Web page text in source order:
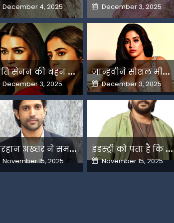
Posted
on
December 4, 2025 Posted
on
December 3, 2025
क
ृति सेनन की बहन नूपुर अगले महीने करेंगी डेस्टिनेशन मैरिज
Posted
on
December 3, 2025
ज
ान्हवीने सोशल मीडियापर उठाये सवाल
Posted
on
December 3, 2025
फ
रहान अख्तर ने समझाया देशभक्ति और अंधभक्ति का फर्क
Posted
on
November 15, 2025
इ
ंडस्ट्री को पता है कि मैं कहीं नहीं जाने वाला-अरशद वारसी
Posted
on
November 15, 2025